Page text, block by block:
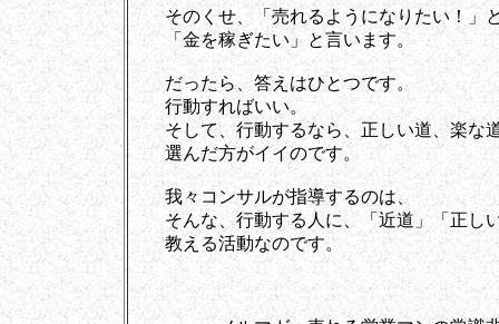
そのくせ、「売れるようになりたい！」
「金を稼ぎたい」と言います。
だったら、答えはひとつです。
行動すればいい。
そして、行動するなら、正しい道、楽な
選んだ方がイイのです。
我々コンサルが指導するのは、
そんな、行動する人に、「近道」「正し
教える活動なのです。